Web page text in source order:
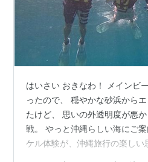
はいさい おきなわ！ メインビ
ったので、 穏やかな砂浜から
たけど、 思いの外透明度が悪
戦。 やっと沖縄らしい海にご
ケル体験が、沖縄旅行の楽しい